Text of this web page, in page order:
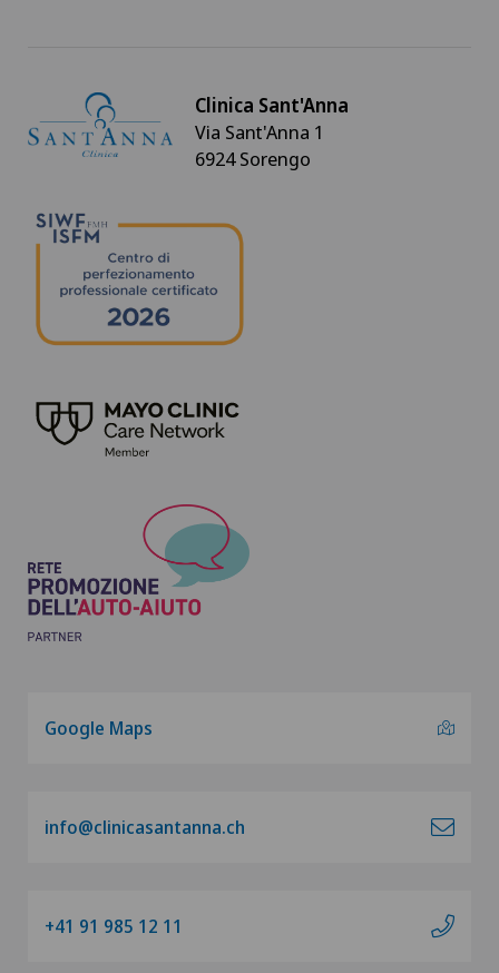
Clinica Sant'Anna
Via Sant'Anna 1
6924 Sorengo
Google Maps
info@clinicasantanna.ch
+41 91 985 12 11